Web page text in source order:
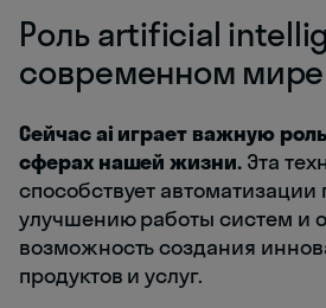
Роль artificial
современном мире
Сейчас ai играет важную
сферах нашей жизни. Эта
способствует автоматизации
улучшению работы систем и
возможность создания
продуктов и услуг.